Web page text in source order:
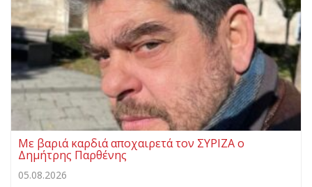
Με βαριά καρδιά αποχαιρετά τον ΣΥΡΙΖΑ ο
Δημήτρης Παρθένης
05.08.2026